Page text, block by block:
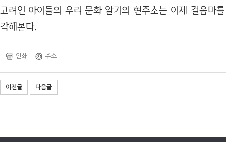
고려인 아이들의 우리 문화 알기의 현주소는 이제 걸음마
각해본다.
인쇄 주소
이전글 다음글